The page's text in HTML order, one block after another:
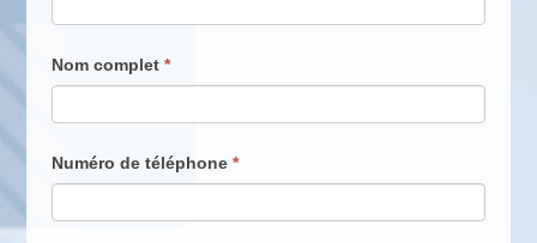
Méthode
Bonapace
Nom complet *
Numéro de téléphone *